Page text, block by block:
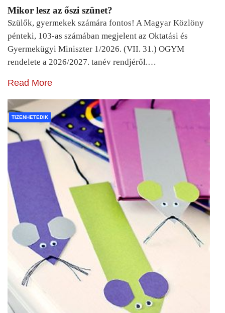
Mikor lesz az őszi szünet?
Szülők, gyermekek számára fontos! A Magyar Közlöny
pénteki, 103-as számában megjelent az Oktatási és
Gyermekügyi Miniszter 1/2026. (VII. 31.) OGYM
rendelete a 2026/2027. tanév rendjéről.…
Read More
TIZENHETEDIK